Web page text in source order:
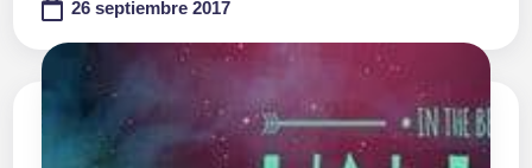
26 septiembre 2017